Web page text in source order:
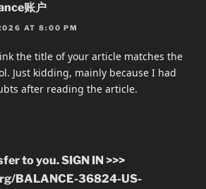
账户
AT 8:00 PM
the title of your article matches the
Just kidding, mainly because I had
after reading the article.
to you. SIGN IN >>>
BALANCE-36824-US-